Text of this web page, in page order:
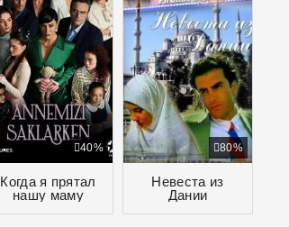
Когда я прятал
нашу маму
40%
Невеста из
Дании
80%